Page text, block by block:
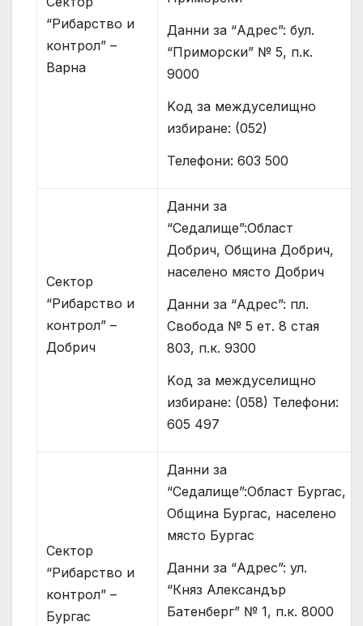
“Рибарство и
контрол” –
Варна
Данни за “Адрес”: бул.
“Приморски” № 5, п.к.
9000
Kод за междуселищно
избиране: (052)
Телефони: 603 500
Сектор
“Рибарство и
контрол” –
Добрич
Данни за
“Седалище”:Област
Добрич, Община Добрич,
населено място Добрич
Данни за “Адрес”: пл.
Свобода № 5 ет. 8 стая
803, п.к. 9300
Kод за междуселищно
избиране: (058) Телефони:
605 497
Сектор
“Рибарство и
контрол” –
Бургас
Данни за
“Седалище”:Област Бургас,
Община Бургас, населено
място Бургас
Данни за “Адрес”: ул.
“Княз Александър
Батенберг” № 1, п.к. 8000